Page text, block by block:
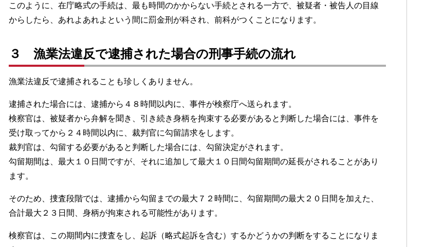
このように、在庁略式の手続は、最も時間のかからない手続とされる一方で、被疑者・被告人の目線
からしたら、あれよあれよという間に罰金刑が科され、前科がつくことになります。
３ 漁業法違反で逮捕された場合の刑事手続の流れ
漁業法違反で逮捕されることも珍しくありません。
逮捕された場合には、逮捕から４８時間以内に、事件が検察庁へ送られます。
検察官は、被疑者から弁解を聞き、引き続き身柄を拘束する必要があると判断した場合には、事件を
受け取ってから２４時間以内に、裁判官に勾留請求をします。
裁判官は、勾留する必要があると判断した場合には、勾留決定がされます。
勾留期間は、最大１０日間ですが、それに追加して最大１０日間勾留期間の延長がされることがあり
ます。
そのため、捜査段階では、逮捕から勾留までの最大７２時間に、勾留期間の最大２０日間を加えた、
合計最大２３日間、身柄が拘束される可能性があります。
検察官は、この期間内に捜査をし、起訴（略式起訴を含む）するかどうかの判断をすることになりま